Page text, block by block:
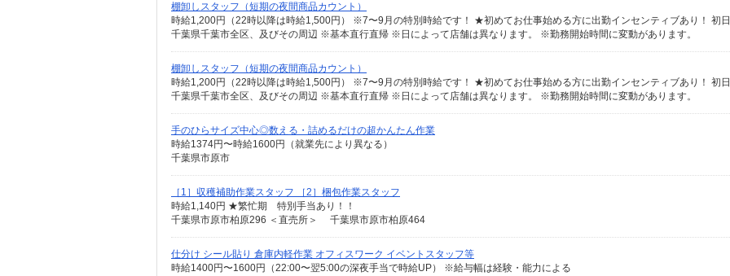
棚卸しスタッフ（短期の夜間商品カウント）
千葉県千葉市全区、及びその周辺 ※基本直行直帰 ※日によって店舗は異なります。 ※勤務開始時間に変動があります。
棚卸しスタッフ（短期の夜間商品カウント）
千葉県千葉市全区、及びその周辺 ※基本直行直帰 ※日によって店舗は異なります。 ※勤務開始時間に変動があります。
手のひらサイズ中心◎数える・詰めるだけの超かんたん作業
時給1374円〜時給1600円（就業先により異なる）
千葉県市原市
［1］収穫補助作業スタッフ ［2］梱包作業スタッフ
時給1,140円 ★繁忙期 特別手当あり！！
千葉県市原市柏原296 ＜直売所＞ 千葉県市原市柏原464
仕分け シール貼り 倉庫内軽作業 オフィスワーク イベントスタッフ等
時給1400円〜1600円（22:00〜翌5:00の深夜手当で時給UP） ※給与幅は経験・能力による